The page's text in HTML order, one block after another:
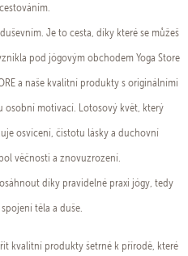
Je to cesta, díky které se můžeš
pod jógovým obchodem Yoga Store
a naše kvalitní produkty s originálními
osobní motivací. Lotosový květ, který
osvícení, čistotu lásky a duchovní
věčnosti a znovuzrození.
díky pravidelné praxi jógy, tedy
těla a duše.
kvalitní produkty šetrné k přírodě, které